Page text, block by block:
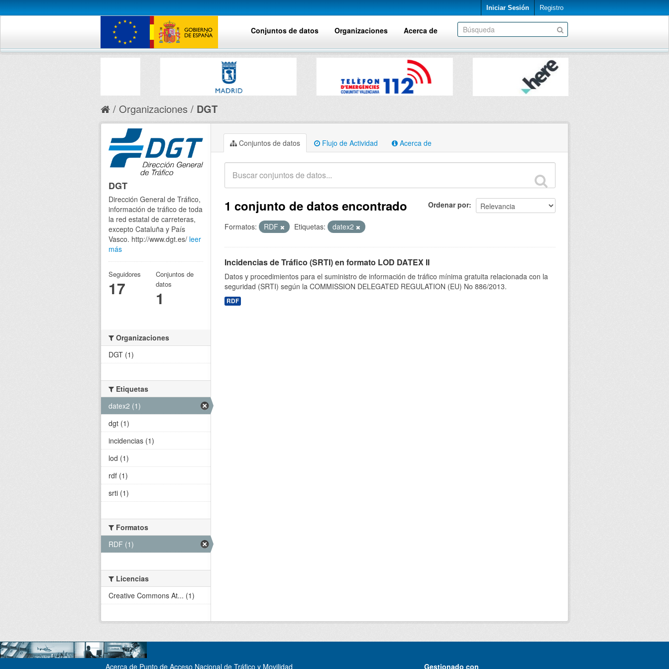
Iniciar Sesión Registro
Conjuntos de datos Organizaciones Acerca de
Organizaciones DGT
Conjuntos de datos Flujo de Actividad Acerca de
Ordenar por
1 conjunto de datos encontrado
Formatos: RDF Etiquetas: datex2
Incidencias de Tráfico (SRTI) en formato LOD DATEX II
Datos y procedimientos para el suministro de información de tráfico mínima gratuita relacionada con la
seguridad (SRTI) según la COMMISSION DELEGATED REGULATION (EU) No 886/2013.
RDF
DGT
Dirección General de Tráfico,
información de tráfico de toda
la red estatal de carreteras,
excepto Cataluña y País
Vasco. http://www.dgt.es/ leer
más
Seguidores
17
Conjuntos de
datos
1
Organizaciones
DGT (1)
Etiquetas
datex2 (1)
dgt (1)
incidencias (1)
lod (1)
rdf (1)
srti (1)
Formatos
RDF (1)
Licencias
Creative Commons At... (1)
Acerca de Punto de Acceso Nacional de Tráfico y Movilidad Gestionado con